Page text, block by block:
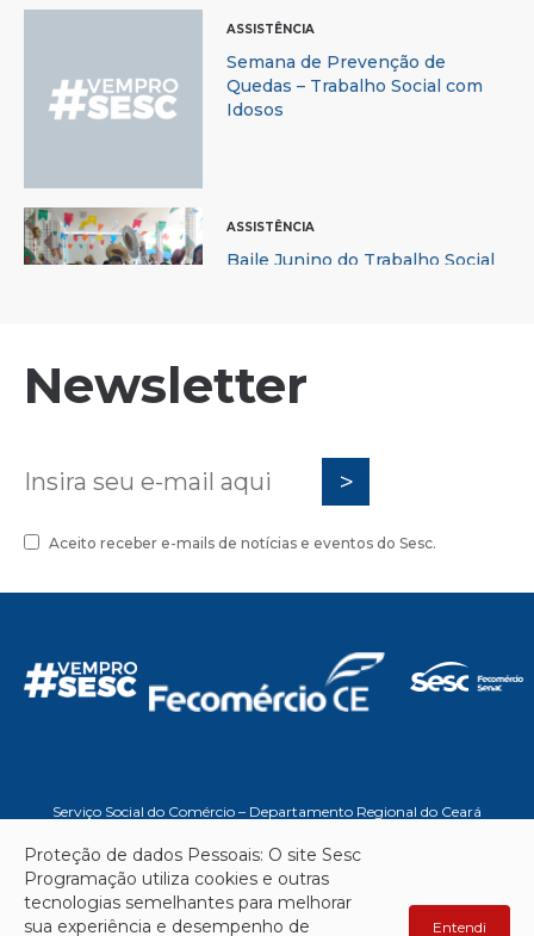
ASSISTÊNCIA
Semana de Prevenção de
Quedas – Trabalho Social com
Idosos
ASSISTÊNCIA
Baile Junino do Trabalho Social
Oficina de Boneca de Pano |
Baile temático: Dia das Mães |
Oficina Beleza de Mãe | Sesc
Crato
Oficina Beleza de Mãe | Sesc
Newsletter
Aceito receber e-mails de notícias e eventos do Sesc.
Serviço Social do Comércio – Departamento Regional do Ceará
www.sesc-ce.com.br
Todos os direitos reservados - 2026
Proteção de dados Pessoais: O site Sesc
Programação utiliza cookies e outras
tecnologias semelhantes para melhorar
sua experiência e desempenho de
Entendi